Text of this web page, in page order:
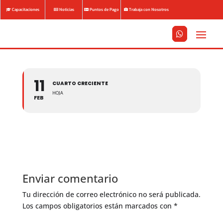
Capacitaciones Noticias Puntos de Pago Trabaja con Nosotros



11
FEB
CUARTO CRECIENTE
HOJA
Enviar comentario
Tu dirección de correo electrónico no será publicada.
Los campos obligatorios están marcados con *